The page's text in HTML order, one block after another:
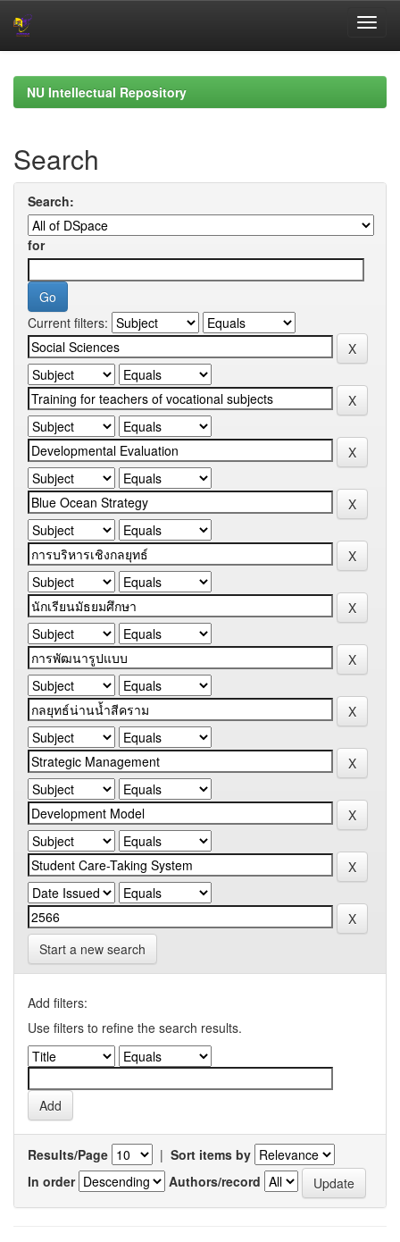
navigationNU Intellectual Repository
Search
Search:
for
Current filters:
Start a new search
Add filters:
Use filters to refine the search results.
Results/Page | Sort items by
In order
Authors/record